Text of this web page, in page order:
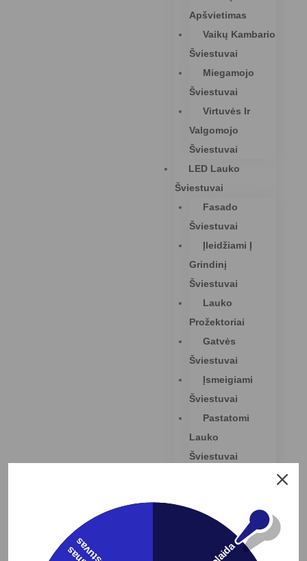
Apšvietimas
Vaikų Kambario
Šviestuvai
Miegamojo
Šviestuvai
Virtuvės Ir
Valgomojo
Šviestuvai
LED Lauko
Šviestuvai
Fasado
Šviestuvai
Įleidžiami Į
Grindinį
Šviestuvai
Lauko
Prožektoriai
Gatvės
Šviestuvai
Įsmeigiami
Šviestuvai
Pastatomi
Lauko
Šviestuvai
Elektros
Instaliacijos